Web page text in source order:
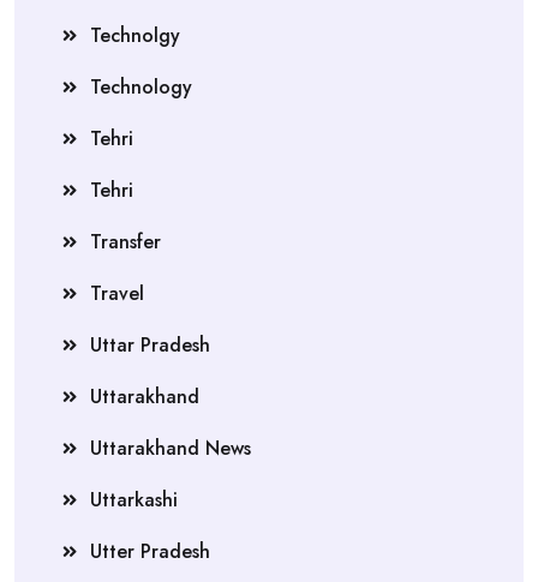
Technolgy
Technology
Tehri
Tehri
Transfer
Travel
Uttar Pradesh
Uttarakhand
Uttarakhand News
Uttarkashi
Utter Pradesh